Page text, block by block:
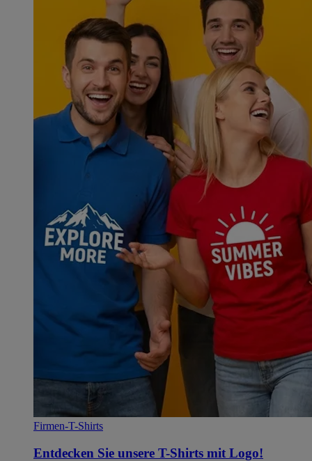
Firmen-T-Shirts
Entdecken Sie unsere T-Shirts mit Logo!